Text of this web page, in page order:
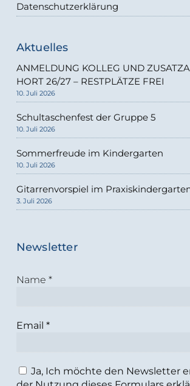
Datenschutzerklärung
Aktuelles
ANMELDUNG KOLLEG UND
HORT 26/27 – RESTPLÄTZE FREI
10. Juli 2026
Schultaschenfest der Gruppe 5
10. Juli 2026
Sommerfreude im Kindergarten
10. Juli 2026
Gitarrenvorspiel im
3. Juli 2026
Newsletter
Name *
Email *
Ja, Ich möchte den Newsletter